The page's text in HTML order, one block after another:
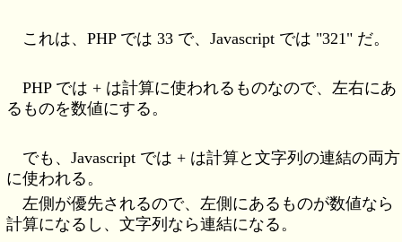
これは、PHP では 33 で、Javascript では "321" だ。
PHP では + は計算に使われるものなので、左右にあ
るものを数値にする。
でも、Javascript では + は計算と文字列の連結の両方
に使われる。
左側が優先されるので、左側にあるものが数値なら
計算になるし、文字列なら連結になる。